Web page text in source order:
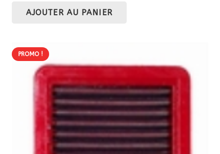
initial
actuel
AJOUTER AU PANIER
PROMO !